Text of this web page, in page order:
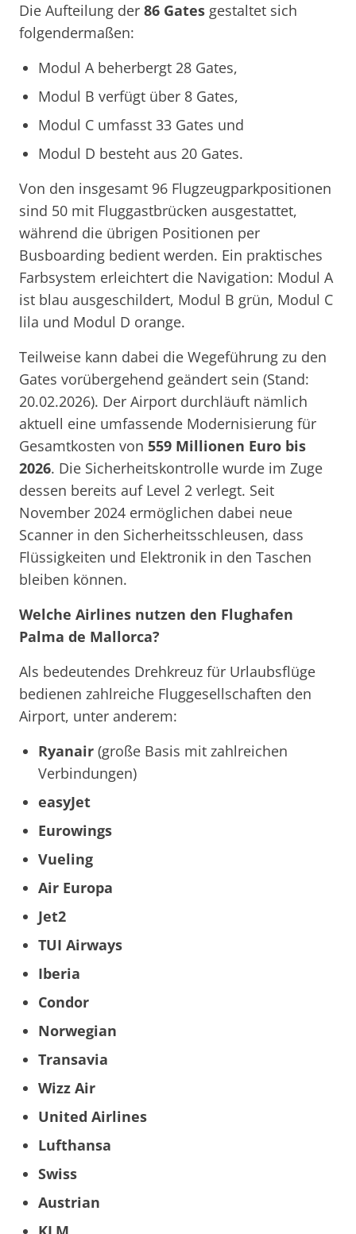
Die Aufteilung der 86 Gates gestaltet sich
folgendermaßen:
Modul A beherbergt 28 Gates,
Modul B verfügt über 8 Gates,
Modul C umfasst 33 Gates und
Modul D besteht aus 20 Gates.
Von den insgesamt 96 Flugzeugparkpositionen
sind 50 mit Fluggastbrücken ausgestattet,
während die übrigen Positionen per
Busboarding bedient werden. Ein praktisches
Farbsystem erleichtert die Navigation: Modul A
ist blau ausgeschildert, Modul B grün, Modul C
lila und Modul D orange.
Teilweise kann dabei die Wegeführung zu den
Gates vorübergehend geändert sein (Stand:
20.02.2026). Der Airport durchläuft nämlich
aktuell eine umfassende Modernisierung für
Gesamtkosten von 559 Millionen Euro bis
2026. Die Sicherheitskontrolle wurde im Zuge
dessen bereits auf Level 2 verlegt. Seit
November 2024 ermöglichen dabei neue
Scanner in den Sicherheitsschleusen, dass
Flüssigkeiten und Elektronik in den Taschen
bleiben können.
Welche Airlines nutzen den Flughafen
Palma de Mallorca?
Als bedeutendes Drehkreuz für Urlaubsflüge
bedienen zahlreiche Fluggesellschaften den
Airport, unter anderem:
Ryanair (große Basis mit zahlreichen
Verbindungen)
easyJet
Eurowings
Vueling
Air Europa
Jet2
TUI Airways
Iberia
Condor
Norwegian
Transavia
Wizz Air
United Airlines
Lufthansa
Swiss
Austrian